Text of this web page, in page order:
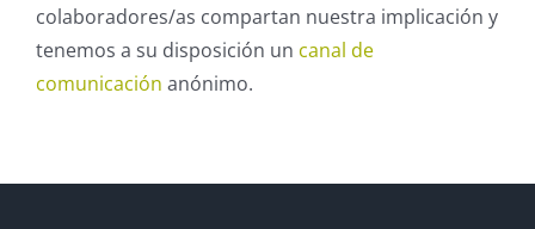
colaboradores/as compartan nuestra implicación y
tenemos a su disposición un canal de
comunicación anónimo.